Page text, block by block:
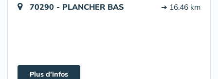
70290 - PLANCHER BAS ➔ 16.46 km
Plus d'infos